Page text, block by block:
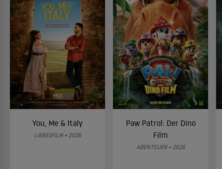
You, Me & Italy
LIEBESFILM • 2026
Paw Patrol: Der Dino
Film
ABENTEUER • 2026